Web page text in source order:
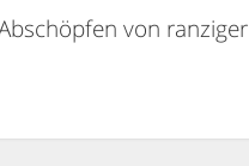
von ranziger